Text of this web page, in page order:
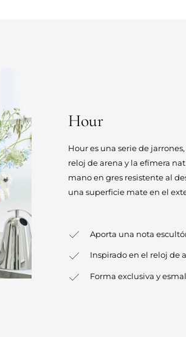
Hour
Hour es una serie de
reloj de arena y la efímera
mano en gres resistente al
una superficie mate en el
Aporta una nota
Inspirado en el reloj de
Forma exclusiva y